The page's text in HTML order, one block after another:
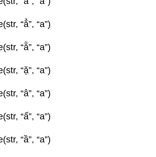
DỰ ÁN
TUYỂN DỤNG
KHUYẾN MÃI
BLOG
“ẳ”, “a”)
“ẵ”, “a”)
“ặ”, “a”)
“â”, “a”)
“ấ”, “a”)
“ầ”, “a”)